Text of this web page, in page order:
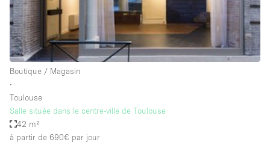
Type de l'espace
Atelier
Boutique / Magasin
∙
Toulouse
Salle située dans le centre-ville de Toulouse
42 m²
à partir de 690€ par jour